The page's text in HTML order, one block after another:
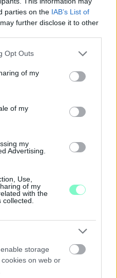
parties on the IAB’s List of
further disclose it to other
uses one or more Google
behaviour. You may click to
and its third-party tags to
purposes in below Google
Opt Outs
of my
of my
my
Advertising.
Use,
of my
with the
storage
on web or
ILYEN ALACSONY AZ
emelkedtek éves